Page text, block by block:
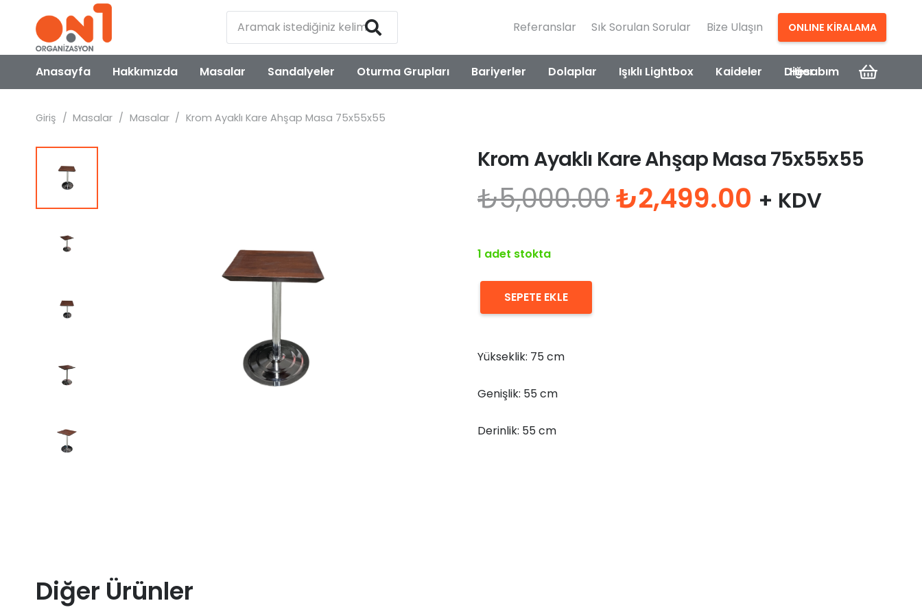
Referanslar Sık Sorulan Sorular Bize Ulaşın ONLINE KİRALAMA
Anasayfa Hakkımızda Masalar Sandalyeler Oturma Grupları Bariyerler Dolaplar Işıklı Lightbox Kaideler Diğer
Hesabım
Giriş / Masalar / Masalar / Krom Ayaklı Kare Ahşap Masa 75x55x55
Krom Ayaklı Kare Ahşap Masa 75x55x55
₺5,000.00Orijinal
fiyat:
₺2,499.00 Şu
andaki
+ KDV
1 adet stokta
Masa
adet
SEPETE EKLE
Yükseklik: 75 cm
Genişlik: 55 cm
Derinlik: 55 cm
Diğer Ürünler